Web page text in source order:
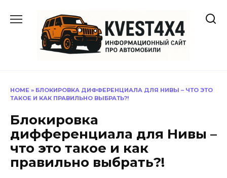
содержанию
HOME » БЛОКИРОВКА ДИФФЕРЕНЦИАЛА ДЛЯ НИВЫ – ЧТО ЭТО
ТАКОЕ И КАК ПРАВИЛЬНО ВЫБРАТЬ?!
Блокировка
дифференциала для Нивы –
что это такое и как
правильно выбрать?!